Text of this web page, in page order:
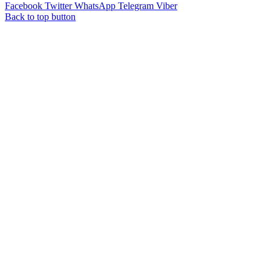
Facebook Twitter WhatsApp Telegram Viber
Back to top button